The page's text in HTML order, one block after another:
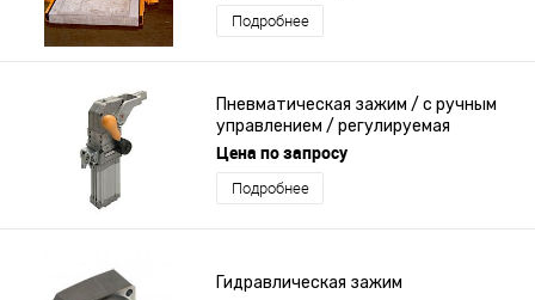
Подробнее
Пневматическая зажим / с ручным
управлением / регулируемая
Цена по запросу
Подробнее
Гидравлическая зажим